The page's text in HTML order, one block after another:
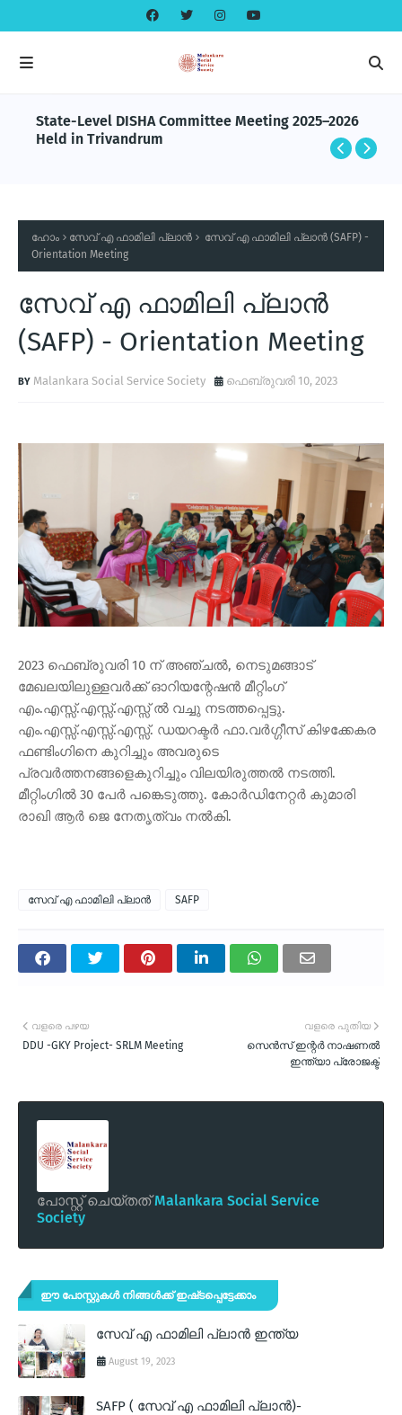
State-Level DISHA Committee Meeting 2025–2026
Held in Trivandrum
ഹോം സേവ് എ ഫാമിലി പ്ലാന്‍
സേവ് എ ഫാമിലി പ്ലാന്‍ (SAFP) -
Orientation Meeting
സേവ് എ ഫാമിലി പ്ലാന്‍
(SAFP) - Orientation Meeting
Malankara Social Service Society ഫെബ്രുവരി 10, 2023
2023 ഫെബ്രുവരി 10 ന് അഞ്ചല്‍, നെടുമങ്ങാട്
മേഖലയിലുള്ളവര്‍ക്ക് ഓറിയന്റേഷന്‍ മീറ്റിംഗ്
എം.എസ്സ്.എസ്സ്.എസ്സ് ല്‍ വച്ചു നടത്തപ്പെട്ടു.
എം.എസ്സ്.എസ്സ്.എസ്സ്. ഡയറക്ടര്‍ ഫാ.വര്‍ഗ്ഗീസ് കിഴക്കേകര
ഫണ്ടിംഗിനെ കുറിച്ചും അവരുടെ
പ്രവര്‍ത്തനങ്ങളെകുറിച്ചും വിലയിരുത്തല്‍ നടത്തി.
മീറ്റിംഗില്‍ 30 പേര്‍ പങ്കെടുത്തു. കോര്‍ഡിനേറ്റര്‍ കുമാരി
രാഖി ആര്‍ ജെ നേതൃത്വം നല്‍കി.
സേവ് എ ഫാമിലി പ്ലാന്‍ SAFP
വളരെ പുതിയ
സെന്‍സ് ഇന്റര്‍ നാഷണല്‍
ഇന്ത്യാ പ്രോജക്ട്
വളരെ പഴയ
DDU -GKY Project- SRLM Meeting
പോസ്റ്റ് ചെയ്തത്Malankara Social Service
Society
ഈ പോസ്റ്റുകൾ നിങ്ങൾക്ക് ഇഷ്‌‌ടപ്പെട്ടേക്കാം
സേവ് എ ഫാമിലി പ്ലാന്‍ ഇന്ത്യ
August 19, 2023
SAFP ( സേവ് എ ഫാമിലി പ്ലാന്‍)-